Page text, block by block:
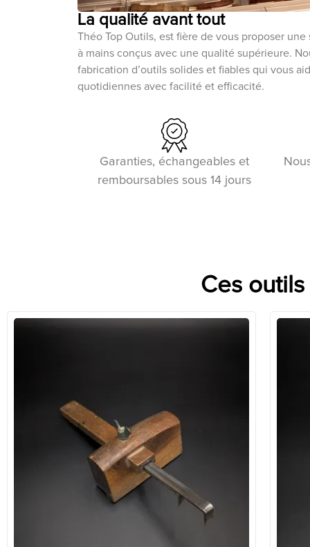
La qualité avant tout
Théo Top Outils, est fière de vous proposer
à mains conçus avec une qualité supérieure.
fabrication d’outils solides et fiables qui vous
quotidiennes avec facilité et efficacité.
Garanties, échangeables et
remboursables sous 14 jours
Ces